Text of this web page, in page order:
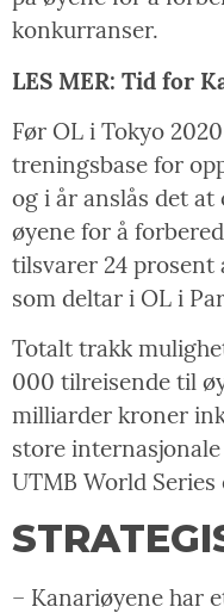
konkurranser.
LES MER: Tid for
Før OL i Tokyo
treningsbase for
og i år anslås det
øyene for å
tilsvarer 24 prosent
som deltar i OL i
Totalt trakk
000 tilreisende til
milliarder kroner
store
UTMB World
– Kanariøyene har